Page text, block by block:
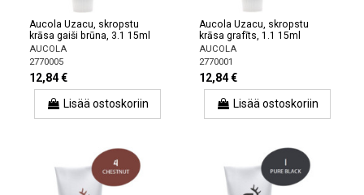
Aucola Uzacu, skropstu
krāsa gaiši brūna, 3.1 15ml
AUCOLA
2770005
12,84 €
Lisää ostoskoriin
Aucola Uzacu, skropstu
krāsa grafīts, 1.1 15ml
AUCOLA
2770001
12,84 €
Lisää ostoskoriin